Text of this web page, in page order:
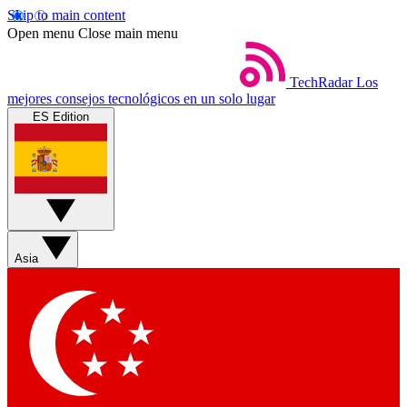
Skip to main content
Open menu Close main menu
TechRadar Los
mejores consejos tecnológicos en un solo lugar
ES Edition
Asia